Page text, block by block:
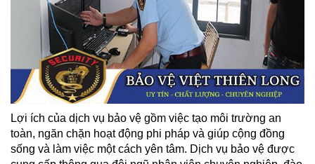
Lợi ích của dịch vụ bảo vệ gồm việc tạo môi trường an
toàn, ngăn chặn hoạt động phi pháp và giúp cộng đồng
sống và làm việc một cách yên tâm. Dịch vụ bảo vệ được